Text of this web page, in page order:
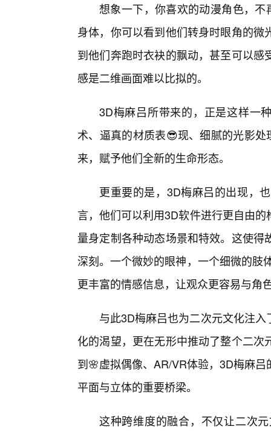
想象一下，你喜欢的动漫角色，
身体，你可以看到他们转身时眼角的
到他们奔跑时衣袂的飘动，甚至可以
感是二维画面难以比拟的。
3D梅麻吕所带来的，正是这样一
术、逼真的材质表😎现、细腻的光影
来，赋予他们全新的生命形态。
更重要的是，3D梅麻吕的出现，
言，他们可以利用3D软件进行更自由
量身定制各种动态场景和特效。这使
深刻。一个微妙的眼神，一个细微的肢
更丰富的情感信息，让观众更容易与角
与此3D梅麻吕也为二次元文化注
化的渴望，更在无形中推动了整个二
到🌸虚拟偶像、AR/VR体验，3D梅麻
平面与立体的重要桥梁。
这种跨维度的融合，不仅让二次